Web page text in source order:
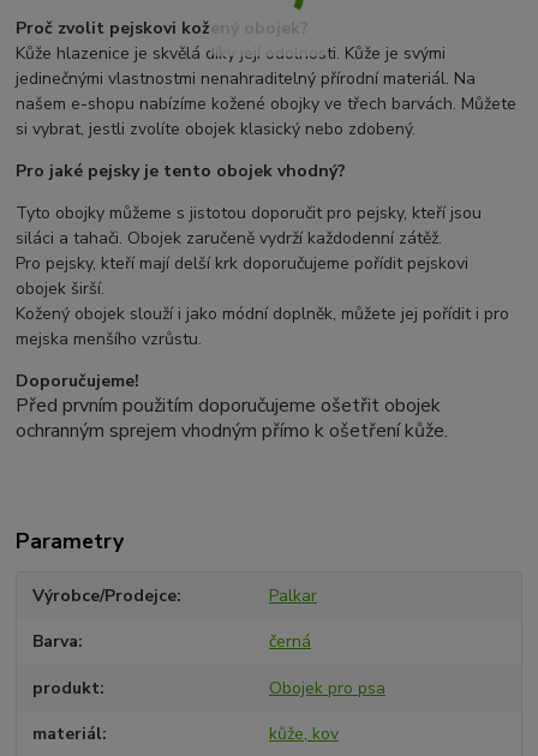
Proč zvolit pejskovi kožený obojek?
Kůže hlazenice je skvělá díky její odolnosti. Kůže je svými
jedinečnými vlastnostmi nenahraditelný přírodní materiál. Na
našem e-shopu nabízíme kožené obojky ve třech barvách. Můžete
si vybrat, jestli zvolíte obojek klasický nebo zdobený.
Pro jaké pejsky je tento obojek vhodný?
Tyto obojky můžeme s jistotou doporučit pro pejsky, kteří jsou
siláci a tahači. Obojek zaručeně vydrží každodenní zátěž.
Pro pejsky, kteří mají delší krk doporučujeme pořídit pejskovi
obojek širší.
Kožený obojek slouží i jako módní doplněk, můžete jej pořídit i pro
mejska menšího vzrůstu.
Doporučujeme!
Před prvním použitím doporučujeme ošetřit obojek
ochranným sprejem vhodným přímo k ošetření kůže.
Parametry
Výrobce/Prodejce Palkar
Barva černá
produkt Obojek pro psa
materiál kůže, kov